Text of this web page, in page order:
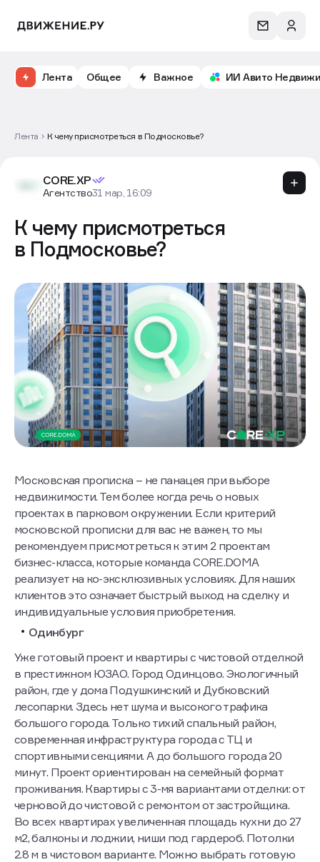
Лента Общее Важное ИИ Авито
Лента К чему присмотреться в Подмосковье?
CORE.XP
Агентство31 мар, 16:09
К чему присмотреться
в Подмосковье?
Московская прописка – не панацея при выборе
недвижимости. Тем более когда речь о новых
проектах в парковом окружении. Если критерий
московской прописки для вас не важен, то мы
рекомендуем присмотреться к этим 2 проектам
бизнес-класса, которые команда CORE.DOMA
реализует на ко-эксклюзивных условиях. Для наших
клиентов это означает быстрый выход на сделку и
индивидуальные условия приобретения.
Одинбург
Уже готовый проект и квартиры с чистовой отделкой
в престижном ЮЗАО. Город Одинцово. Экологичный
район, где у дома Подушкинский и Дубковский
лесопарки. Здесь нет шума и высокого трафика
большого города. Только тихий спальный район,
современная инфраструктура города с ТЦ и
спортивными секциями. А до большого города 20
минут. Проект ориентирован на семейный формат
проживания. Квартиры с 3-мя вариантами отделки: от
черновой до чистовой с ремонтом от застройщика.
Во всех квартирах увеличенная площадь кухни до 27
м2, балконы и лоджии, ниши под гардероб. Потолки
2.8 м в чистовом варианте. Можно выбрать готовую